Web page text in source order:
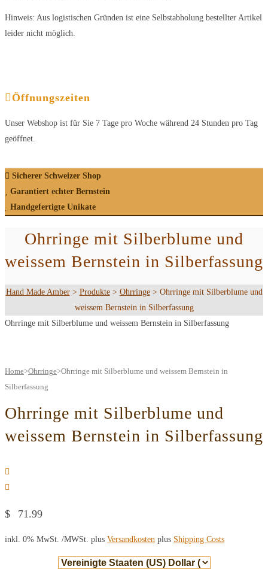
Hinweis: Aus logistischen Gründen ist eine Selbstabholung bestellter Artikel
leider nicht möglich.
Öffnungszeiten
Unser Webshop ist für Sie 7 Tage pro Woche während 24 Stunden pro Tag
geöffnet.
Sicherer Schweizer Shop
Garantiert echter Bernstein
Handgefertigte Unikate
Ohrringe mit Silberblume und
weissem Bernstein in Silberfassung
Hand Made Amber> Produkte> Ohrringe> Ohrringe mit Silberblume und
weissem Bernstein in Silberfassung
Ohrringe mit Silberblume und weissem Bernstein in Silberfassung
Home>Ohrringe>Ohrringe mit Silberblume und weissem Bernstein in
Silberfassung
Ohrringe mit Silberblume und
weissem Bernstein in Silberfassung
$ 71.99
inkl. 0% MwSt. /MWSt. plus Versandkosten plus Shipping Costs